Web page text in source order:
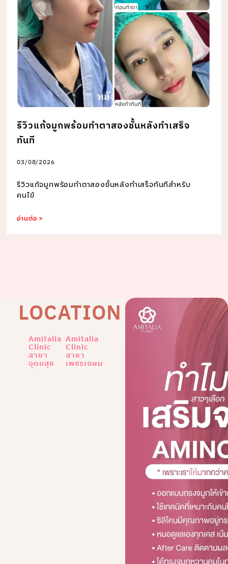
รีวิวแก้จมูกพร้อมทำตาสองชั้นหลังทำเสร็จ
ทันที
03/08/2026
รีวิวแก้จมูกพร้อมทำตาสองชั้นหลังทำเสร็จทันทีสำหรับ
คนไข้
อ่านต่อ >
LOCATION
Amitalia
Clinic
สาขา
อุดมสุข
Amitalia
Clinic
สาขา
เพชรเกษม